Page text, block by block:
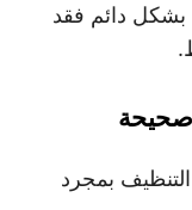
بشكل دائم فقد
التنظيف بمجرد